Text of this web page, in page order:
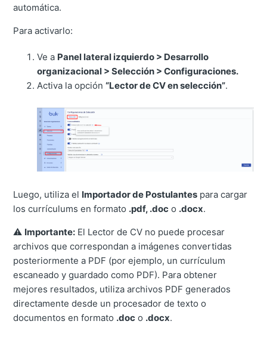
automática.
Para activarlo:
Ve a Panel lateral izquierdo > Desarrollo
organizacional > Selección > Configuraciones.
Activa la opción“Lector de CV en selección”.
Luego, utiliza el Importador de Postulantes para cargar
los currículums en formato .pdf, .doc o .docx.
⚠️ Importante: El Lector de CV no puede procesar
archivos que correspondan a imágenes convertidas
posteriormente a PDF (por ejemplo, un currículum
escaneado y guardado como PDF). Para obtener
mejores resultados, utiliza archivos PDF generados
directamente desde un procesador de texto o
documentos en formato .doc o .docx.